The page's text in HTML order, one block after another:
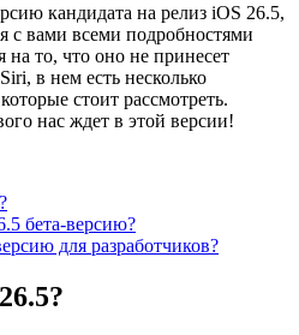
кандидата на релиз iOS 26.5,
с вами всеми подробностями
на то, что оно не принесет
в нем есть несколько
стоит рассмотреть.
нас ждет в этой версии!
бета-версию?
для разработчиков?